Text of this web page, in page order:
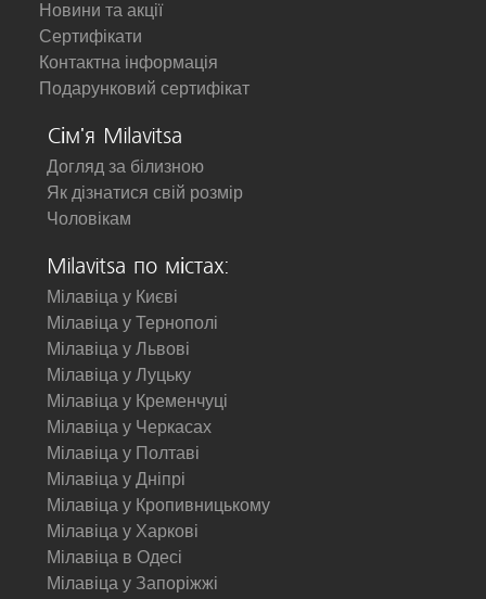
Новини та акції
Сертифікати
Контактна інформація
Подарунковий сертифікат
Сім'я Milavitsa
Догляд за білизною
Як дізнатися свій розмір
Чоловікам
Milavitsa по містах:
Мілавіца у Києві
Мілавіца у Тернополі
Мілавіца у Львові
Мілавіца у Луцьку
Мілавіца у Кременчуці
Мілавіца у Черкасах
Мілавіца у Полтаві
Мілавіца у Дніпрі
Мілавіца у Кропивницькому
Мілавіца у Харкові
Мілавіца в Одесі
Мілавіца у Запоріжжі